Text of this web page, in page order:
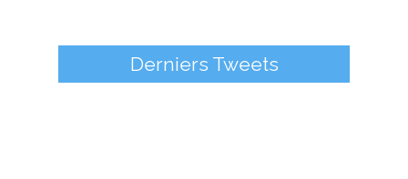
Derniers Tweets